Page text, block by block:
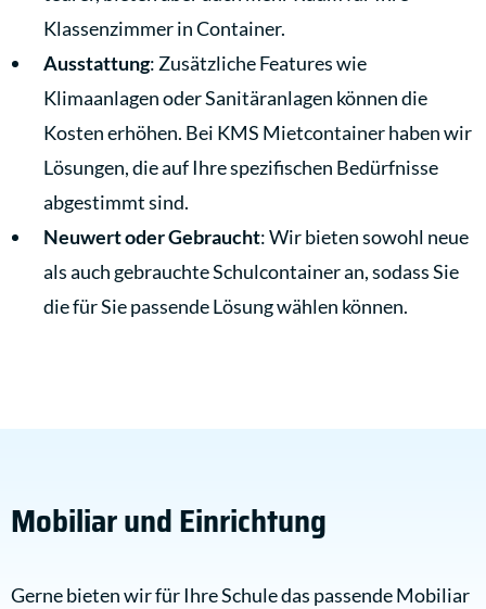
Klassenzimmer in Container.
Ausstattung: Zusätzliche Features wie
Klimaanlagen oder Sanitäranlagen können die
Kosten erhöhen. Bei KMS Mietcontainer haben wir
Lösungen, die auf Ihre spezifischen Bedürfnisse
abgestimmt sind.
Neuwert oder Gebraucht: Wir bieten sowohl neue
als auch gebrauchte Schulcontainer an, sodass Sie
die für Sie passende Lösung wählen können.
Mobiliar und Einrichtung
Gerne bieten wir für Ihre Schule das passende Mobiliar